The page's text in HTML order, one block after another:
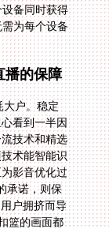
播的保障
大户。稳定
看到一半因
技术和精选
术能智能识
影音优化过
承诺，则保
户拥挤而导
篮的画面都